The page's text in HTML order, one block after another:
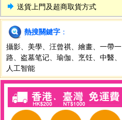
送貨上門及超商取貨方式
熱搜關鍵字 ：
攝影
美學 汪曾祺 繪畫
一帶一
路
盗墓笔记 瑜伽 烹饪 中醫
人工智能